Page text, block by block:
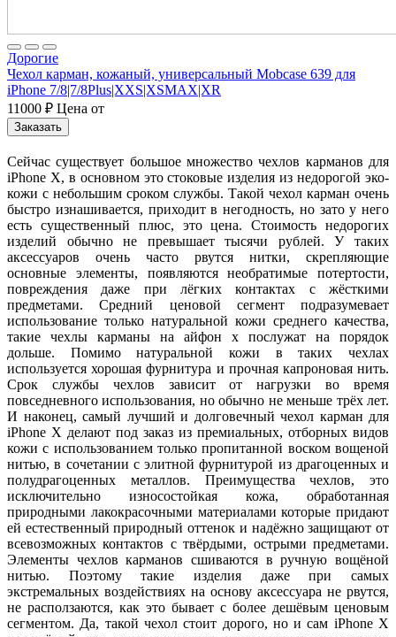
Дорогие
Чехол карман, кожаный, универсальный Mobcase 639 для
iPhone 7/8|7/8Plus|XXS|XSMAX|XR
11000 ₽ Цена от
Заказать
Сейчас существует большое множество чехлов карманов для
iPhone X, в основном это стоковые изделия из недорогой эко-
кожи с небольшим сроком службы. Такой чехол карман очень
быстро изнашивается, приходит в негодность, но зато у него
есть существенный плюс, это цена. Стоимость недорогих
изделий обычно не превышает тысячи рублей. У таких
аксессуаров очень часто рвутся нитки, скрепляющие
основные элементы, появляются необратимые потертости,
повреждения даже при лёгких контактах с жёсткими
предметами. Средний ценовой сегмент подразумевает
использование только натуральной кожи среднего качества,
такие чехлы карманы на айфон х послужат на порядок
дольше. Помимо натуральной кожи в таких чехлах
используется хорошая фурнитура и прочная капроновая нить.
Срок службы чехлов зависит от нагрузки во время
повседневного использования, но обычно не меньше трёх лет.
И наконец, самый лучший и долговечный чехол карман для
iPhone X делают под заказ из премиальных, отборных видов
кожи с использованием только пропитанной воском вощеной
нитью, в сочетании с элитной фурнитурой из драгоценных и
полудрагоценных металлов. Преимущества чехлов, это
исключительно износостойкая кожа, обработанная
природными лакокрасочными материалами которые придают
ей естественный природный оттенок и надёжно защищают от
всевозможных контактов с твёрдыми, острыми предметами.
Элементы чехлов карманов сшиваются в ручную вощёной
нитью. Поэтому такие изделия даже при самых
экстремальных воздействиях на основу аксессуара не рвутся,
не расползаются, как это бывает с более дешёвым ценовым
сегментом. Да, такой чехол стоит дорого, но и сам iPhone X